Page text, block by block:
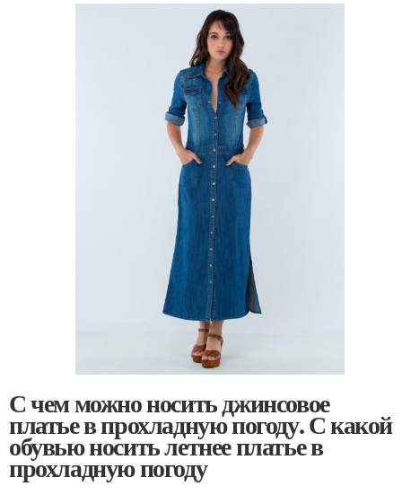
С чем можно носить джинсовое
платье в прохладную погоду. С какой
обувью носить летнее платье в
прохладную погоду